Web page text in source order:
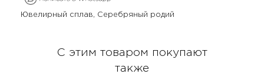
Ювелирный сплав, Серебряный родий
С этим товаром покупают
также